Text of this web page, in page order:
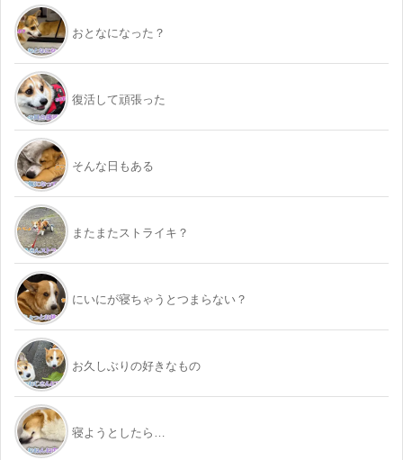
おとなになった？
復活して頑張った
そんな日もある
またまたストライキ？
にいにが寝ちゃうとつまらない？
お久しぶりの好きなもの
寝ようとしたら…